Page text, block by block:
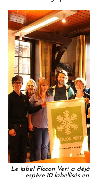
Le label Flocon Vert a
espère 10 labellisés